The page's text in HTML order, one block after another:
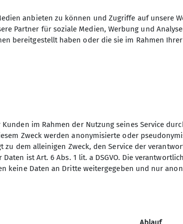
anklausdieter.schueler@freenet.deoder
Sektion
Deutschen
Märkische Str. 50
anbieten zu können und Zugriffe auf unsere
Partner für soziale Medien, Werbung und
bereitgestellt haben oder die sie im Rahmen
im Rahmen der Nutzung seines Service
Zweck werden anonymisierte oder
dem alleinigen Zweck, den Service der
ist Art. 6 Abs. 1 lit. a DSGVO. Die
keine Daten an Dritte weitergegeben und nur